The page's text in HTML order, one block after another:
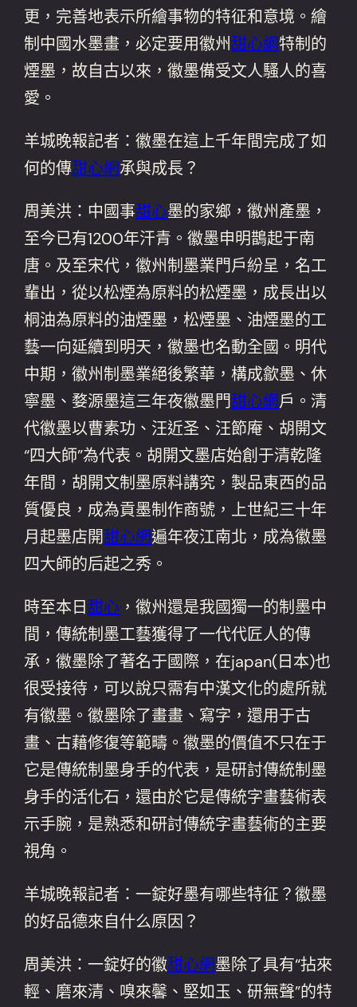
更，完善地表示所繪事物的特征和意境。繪
制中國水墨畫，必定要用徽州甜心網特制的
煙墨，故自古以來，徽墨備受文人騷人的喜
愛。
羊城晚報記者：徽墨在這上千年間完成了如
何的傳甜心網承與成長？
周美洪：中國事甜心墨的家鄉，徽州產墨，
至今已有1200年汗青。徽墨申明鵲起于南
唐。及至宋代，徽州制墨業門戶紛呈，名工
輩出，從以松煙為原料的松煙墨，成長出以
桐油為原料的油煙墨，松煙墨、油煙墨的工
藝一向延續到明天，徽墨也名動全國。明代
中期，徽州制墨業絕後繁華，構成歙墨、休
寧墨、婺源墨這三年夜徽墨門甜心網戶。清
代徽墨以曹素功、汪近圣、汪節庵、胡開文
“四大師”為代表。胡開文墨店始創于清乾隆
年間，胡開文制墨原料講究，製品東西的品
質優良，成為貢墨制作商號，上世紀三十年
月起墨店開甜心網遍年夜江南北，成為徽墨
四大師的后起之秀。
時至本日甜心 ，徽州還是我國獨一的制墨中
間，傳統制墨工藝獲得了一代代匠人的傳
承，徽墨除了著名于國際，在japan(日本)也
很受接待，可以說只需有中漢文化的處所就
有徽墨。徽墨除了畫畫、寫字，還用于古
畫、古藉修復等範疇。徽墨的價值不只在于
它是傳統制墨身手的代表，是研討傳統制墨
身手的活化石，還由於它是傳統字畫藝術表
示手腕，是熟悉和研討傳統字畫藝術的主要
視角。
羊城晚報記者：一錠好墨有哪些特征？徽墨
的好品德來自什么原因？
周美洪：一錠好的徽甜心網墨除了具有“拈來
輕、磨來清、嗅來馨、堅如玉、研無聲”的特